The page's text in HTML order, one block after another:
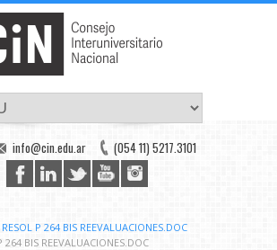
(054 11) 5217.3101
info@cin.edu.ar
RESOL P 264 BIS REEVALUACIONES.DOC
264 BIS REEVALUACIONES.DOC